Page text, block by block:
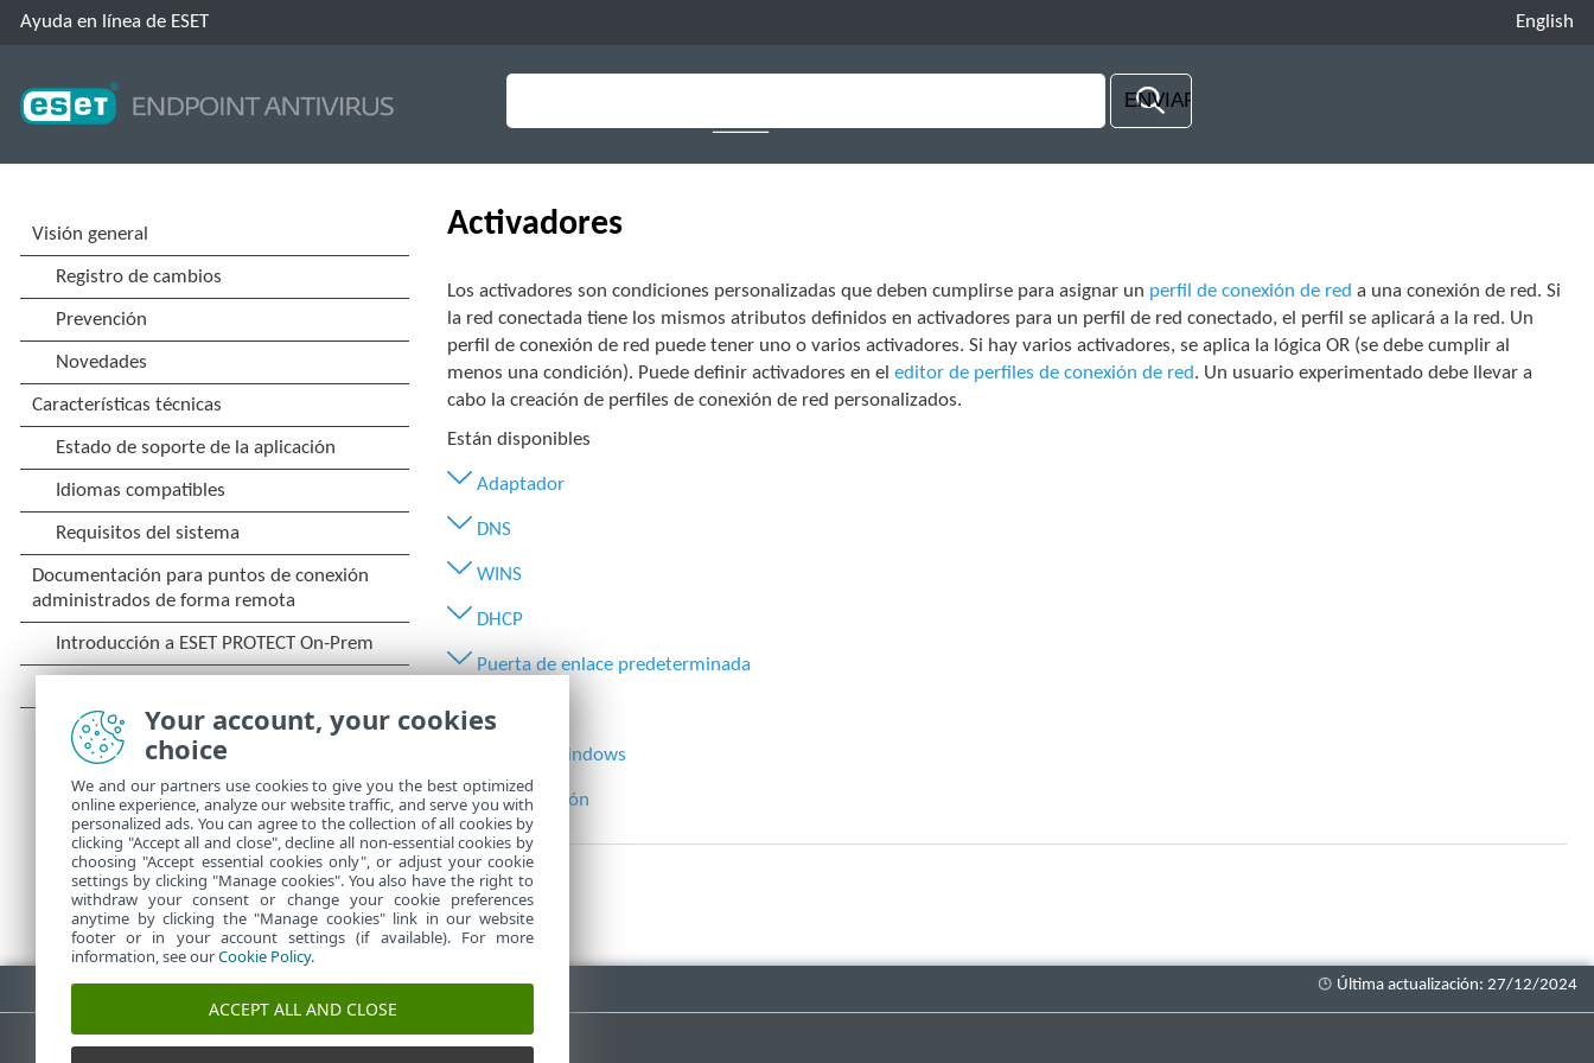
Ayuda en línea de ESET English
Activadores
Los activadores son condiciones personalizadas que deben cumplirse para asignar un perfil de conexión de red a una conexión de red. Si
la red conectada tiene los mismos atributos definidos en activadores para un perfil de red conectado, el perfil se aplicará a la red. Un
perfil de conexión de red puede tener uno o varios activadores. Si hay varios activadores, se aplica la lógica OR (se debe cumplir al
menos una condición). Puede definir activadores en eleditor de perfiles de conexión de red. Un usuario experimentado debe llevar a
cabo la creación de perfiles de conexión de red personalizados.
Están disponibles
Adaptador
DNS
WINS
DHCP
Puerta de enlace predeterminada
Perfil de Windows
Autenticación
Descargar PDF
Your account, your cookies
choice
We and our partners use cookies to give you the best optimized
online experience, analyze our website traffic, and serve you with
personalized ads. You can agree to the collection of all cookies by
clicking "Accept all and close", decline all non-essential cookies by
choosing "Accept essential cookies only", or adjust your cookie
settings by clicking "Manage cookies". You also have the right to
withdraw your consent or change your cookie preferences
anytime by clicking the "Manage cookies" link in our website
footer or in your account settings (if available). For more
information, see ourCookie Policy.
ACCEPT ALL AND CLOSE